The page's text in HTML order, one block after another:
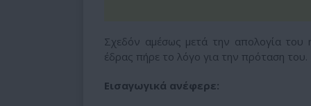
Σχεδόν αμέσως μετά την απολογία του
έδρας πήρε το λόγο για την πρόταση του.
Εισαγωγικά ανέφερε: